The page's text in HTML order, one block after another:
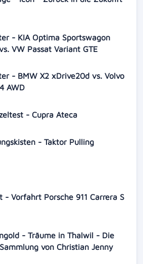
- KIA Optima Sportswagon
VW Passat Variant GTE
- BMW X2 xDrive20d vs. Volvo
AWD
- Cupra Ateca
- Taktor Pulling
- Vorfahrt Porsche 911 Carrera S
- Träume in Thalwil - Die
von Christian Jenny